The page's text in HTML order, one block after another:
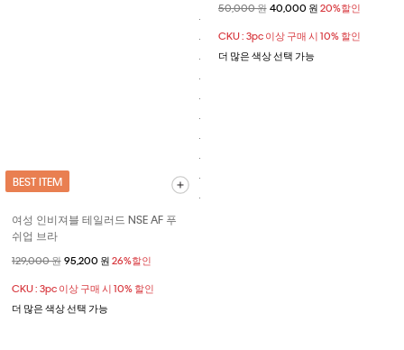
BEST ITEM
여성 인비져블 테일러드 NSE AF 푸
쉬업 브라
할인 전 가격
129,000 원할인된 가격
95,200 원 26%할인
CKU : 3pc 이상 구매 시 10% 할인
더 많은 색상 선택 가능
할인 전 가격
50,000 원할인된 가격
40,000 원 20%할인
CKU : 3pc 이상 구매 시 10% 할인
더 많은 색상 선택 가능